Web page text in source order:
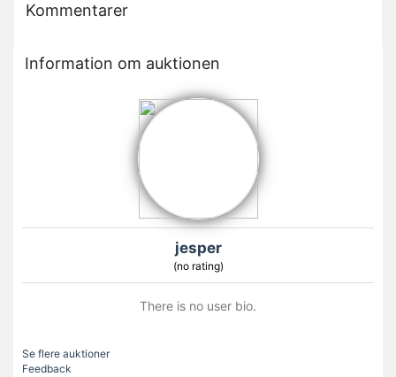
Kommentarer
Information om auktionen
jesper
(no rating)
There is no user bio.
Se flere auktioner
Feedback